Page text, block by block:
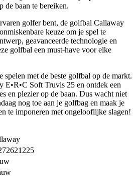
de baan te bereiken.
golfer bent, de golfbal Callaway
keuze om je spel te
geavanceerde technologie en
golfbal een must-have voor elke
spelen met de beste golfbal op de markt.
E•R•C Soft Truvis 25 en ontdek een
en plezier op de baan. Dus wacht niet
nog toe aan je golfbag en maak je
te imponeren met ongelooflijke slagen!